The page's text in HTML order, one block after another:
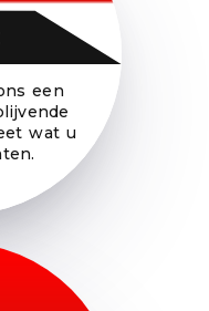
een
wat u